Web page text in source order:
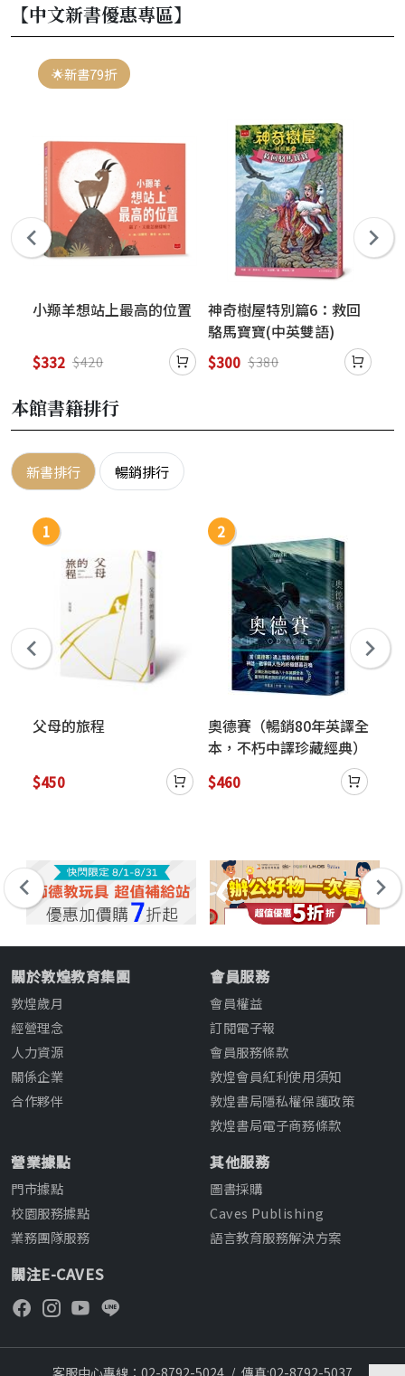
【中文新書優惠專區】
🌟新書79折
小羱羊想站上最高的位置
$332 $420
神奇樹屋特別篇6：救回
駱馬寶寶(中英雙語)
$300 $380
本館書籍排行
新書排行 暢銷排行
1
父母的旅程
$450
2
奧德賽（暢銷80年英譯全
本，不朽中譯珍藏經典）
$460
關於敦煌教育集團
敦煌歲月
經營理念
人力資源
關係企業
合作夥伴
會員服務
會員權益
訂閱電子報
會員服務條款
敦煌會員紅利使用須知
敦煌書局隱私權保護政策
敦煌書局電子商務條款
營業據點
門市據點
校園服務據點
業務團隊服務
其他服務
圖書採購
Caves Publishing
語言教育服務解決方案
關注E-CAVES